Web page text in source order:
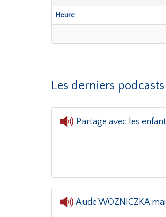
Heure
Les derniers podcasts
Partage avec les
Aude WOZNICZKA